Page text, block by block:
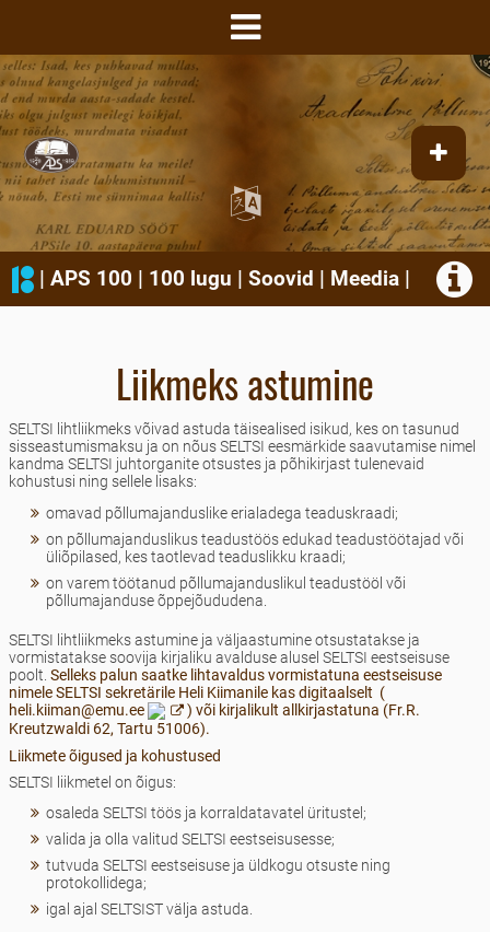
| APS 100 | 100 lugu | Soovid | Meedia|
Liikmeks astumine
SELTSI lihtliikmeks võivad astuda täisealised isikud, kes on tasunud
sisseastumismaksu ja on nõus SELTSI eesmärkide saavutamise nimel
kandma SELTSI juhtorganite otsustes ja põhikirjast tulenevaid
kohustusi ning sellele lisaks:
omavad põllumajanduslike erialadega teaduskraadi;
on põllumajanduslikus teadustöös edukad teadustöötajad või
üliõpilased, kes taotlevad teaduslikku kraadi;
on varem töötanud põllumajanduslikul teadustööl või
põllumajanduse õppejõududena.
SELTSI lihtliikmeks astumine ja väljaastumine otsustatakse ja
vormistatakse soovija kirjaliku avalduse alusel SELTSI eestseisuse
poolt. Selleks palun saatke lihtavaldus vormistatuna eestseisuse
nimele SELTSI sekretärile Heli Kiimanile kas digitaalselt (
heli.kiiman@emu.ee
) või kirjalikult allkirjastatuna (Fr.R.
Kreutzwaldi 62, Tartu 51006).
Liikmete õigused ja kohustused
SELTSI liikmetel on õigus:
osaleda SELTSI töös ja korraldatavatel üritustel;
valida ja olla valitud SELTSI eestseisusesse;
tutvuda SELTSI eestseisuse ja üldkogu otsuste ning
protokollidega;
igal ajal SELTSIST välja astuda.